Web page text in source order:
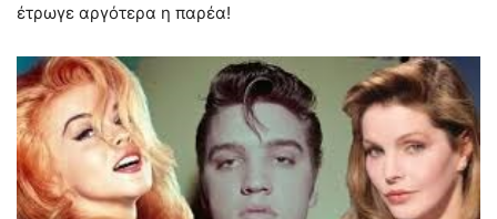
έτρωγε αργότερα η παρέα!